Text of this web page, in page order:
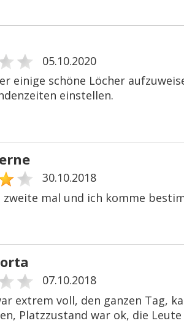
05.10.2020
einige schöne Löcher
einstellen.
30.10.2018
zweite mal und ich komme
07.10.2018
extrem voll, den ganzen Tag,
Platzzustand war ok, die